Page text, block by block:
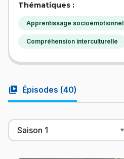
Thématiques :
Apprentissage socioémotionnel
Compréhension interculturelle
video_library Épisodes (40)